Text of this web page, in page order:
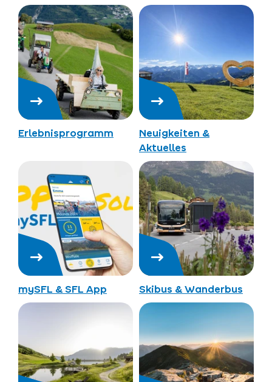
Erlebnisprogramm
Neuigkeiten &
Aktuelles
mySFL & SFL App Skibus & Wanderbus